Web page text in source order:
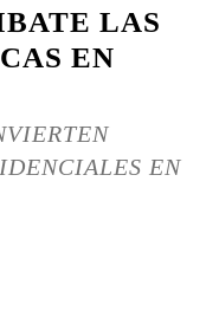
LAS
EN
EN